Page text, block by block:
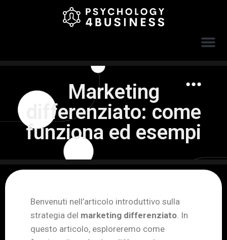
Marketing
differenziato: come
funziona ed esempi
Benvenuti nell’articolo introduttivo sulla
strategia del marketing differenziato . In
questo articolo, esploreremo come